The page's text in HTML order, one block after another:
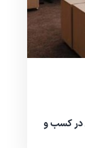
در کسب و